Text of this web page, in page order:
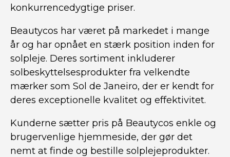
konkurrencedygtige priser.
Beautycos har været på markedet i mange
år og har opnået en stærk position inden for
solpleje. Deres sortiment inkluderer
solbeskyttelsesprodukter fra velkendte
mærker som Sol de Janeiro, der er kendt for
deres exceptionelle kvalitet og effektivitet.
Kunderne sætter pris på Beautycos enkle og
brugervenlige hjemmeside, der gør det
nemt at finde og bestille solplejeprodukter.